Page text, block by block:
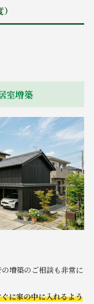
室増築
増築のご相談も非常に
に家の中に入れるよう